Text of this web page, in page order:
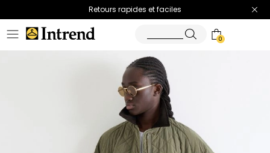
Retours rapides et faciles
0